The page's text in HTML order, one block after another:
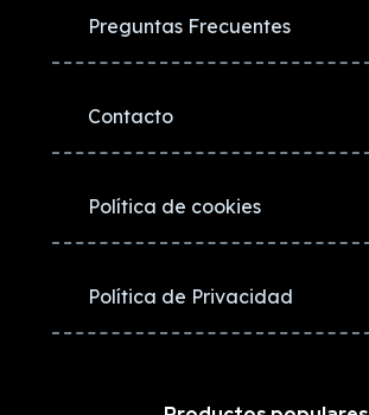
Preguntas Frecuentes
Contacto
Política de cookies
Política de Privacidad